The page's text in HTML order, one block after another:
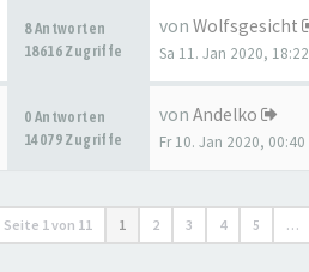
8 Antworten
18616 Zugriffe
von Wolfsgesicht
Sa 11. Jan 2020, 18:22
0 Antworten
14079 Zugriffe
von Andelko
Fr 10. Jan 2020, 00:40
Seite 1von 11 1 2 3 4 5 …